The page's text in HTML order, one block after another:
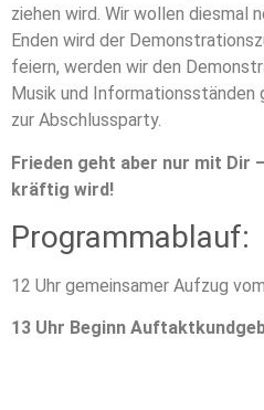
ziehen wird. Wir wollen diesmal
Enden wird der
feiern, werden wir den
Musik und Informationsständen
zur Abschlussparty.
Frieden geht aber nur mit Dir
kräftig wird!
Programmablauf:
12 Uhr gemeinsamer Aufzug
13 Uhr Beginn